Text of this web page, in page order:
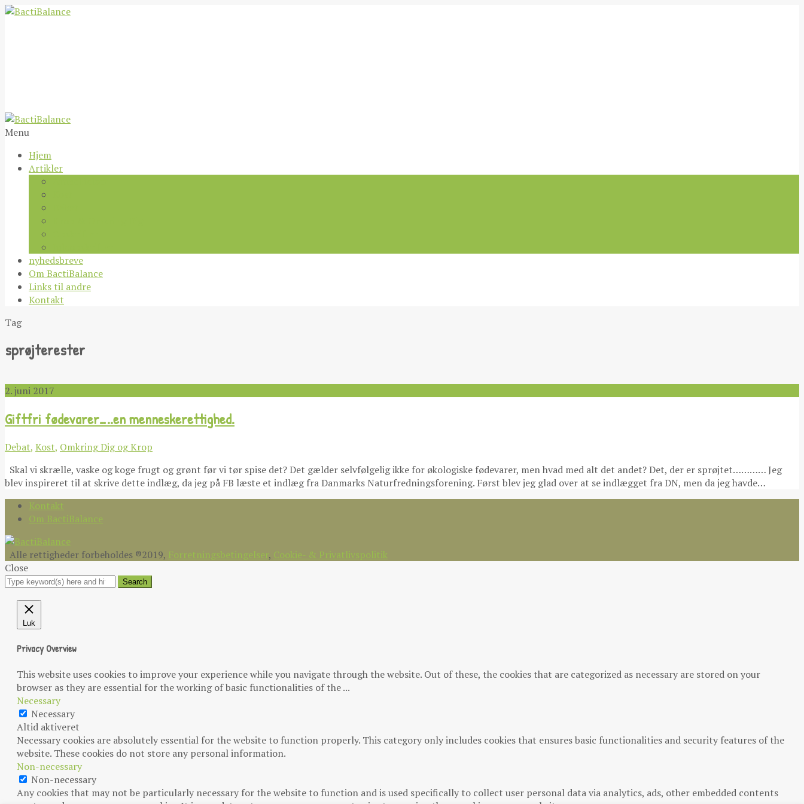
Menu
Hjem
Artikler
nyhedsbreve
Om BactiBalance
Links til andre
Kontakt
Tag
sprøjterester
2. juni 2017
Giftfri fødevarer…..en menneskerettighed.
Debat, Kost, Omkring Dig og Krop
Skal vi skrælle, vaske og koge frugt og grønt før vi tør spise det? Det gælder selvfølgelig ikke for økologiske fødevarer, men hvad med alt det andet? Det, der er sprøjtet………… Jeg
blev inspireret til at skrive dette indlæg, da jeg på FB læste et indlæg fra Danmarks Naturfredningsforening. Først blev jeg glad over at se indlægget fra DN, men da jeg havde…
Kontakt
Om BactiBalance
Alle rettigheder forbeholdes ®2019, Forretningsbetingelser, Cookie- & Privatlivspolitik
Close
Luk
Privacy Overview
This website uses cookies to improve your experience while you navigate through the website. Out of these, the cookies that are categorized as necessary are stored on your
browser as they are essential for the working of basic functionalities of the...
Necessary
Necessary
Altid aktiveret
Necessary cookies are absolutely essential for the website to function properly. This category only includes cookies that ensures basic functionalities and security features of the
website. These cookies do not store any personal information.
Non-necessary
Non-necessary
Any cookies that may not be particularly necessary for the website to function and is used specifically to collect user personal data via analytics, ads, other embedded contents